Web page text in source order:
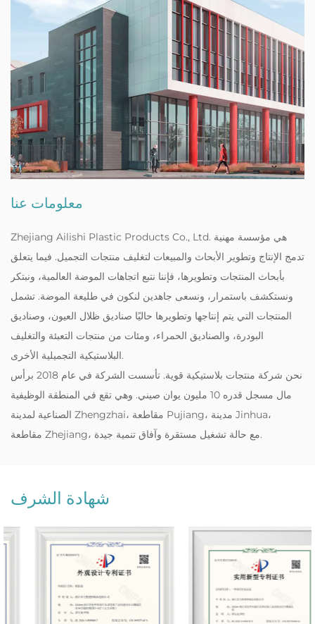
معلومات عنا
Zhejiang Ailishi Plastic Products Co., Ltd. هي مؤسسة مهنية
تدمج الإنتاج وتطوير الأبحاث والمبيعات لتغليف منتجات التجميل. فيما يتعلق
بأبحاث المنتجات وتطويرها، فإننا نتبع اتجاهات الموضة العالمية، ونبتكر
ونستكشف باستمرار، ونسعى جاهدين لنكون في طليعة الموضة. تشمل
المنتجات التي يتم إنتاجها وتطويرها حاليًا صناديق ظلال العيون، وصناديق
البودرة، والصناديق الحمراء، ومئات من منتجات التعبئة والتغليف
البلاستيكية التجميلية الأخرى.
‌نحن شركة منتجات بلاستيكية قوية. تأسست الشركة في عام 2018 برأس
مال مسجل قدره 10 مليون يوان صيني. وهي تقع في المنطقة الوظيفية
الصناعية لمدينة Zhengzhai، مقاطعة Pujiang، مدينة Jinhua،
مقاطعة Zhejiang، مع حالة تشغيل مستقرة وآفاق تنمية جيدة.
شهادة الشرف